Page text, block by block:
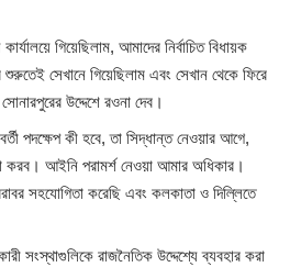
গিয়েছিলাম, আমাদের নির্বাচিত বিধায়ক
সেখানে গিয়েছিলাম এবং সেখান থেকে ফিরে
উদ্দেশে রওনা দেব।
পদক্ষেপ কী হবে, তা সিদ্ধান্ত নেওয়ার আগে,
করব। আইনি পরামর্শ নেওয়া আমার অধিকার।
সহযোগিতা করেছি এবং কলকাতা ও দিল্লিতে
সংস্থাগুলিকে রাজনৈতিক উদ্দেশ্যে ব্যবহার করা